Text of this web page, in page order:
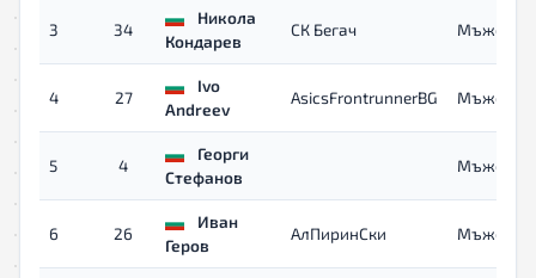
3 34
Никола
Кондарев
СК Бегач Мъже
4 27
Ivo
Andreev
AsicsFrontrunnerBG Мъже
5 4
Георги
Стефанов
Мъже
6 26
Иван
Геров
АлПиринСки Мъже